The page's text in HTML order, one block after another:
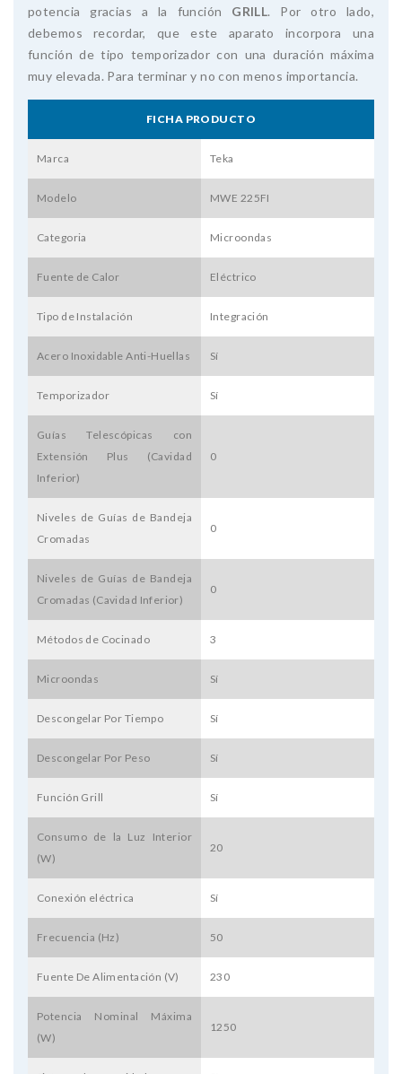
potencia gracias a la función GRILL. Por otro lado,
debemos recordar, que este aparato incorpora una
función de tipo temporizador con una duración máxima
muy elevada. Para terminar y no con menos importancia.
FICHA PRODUCTO
Marca Teka
Modelo MWE 225FI
Categoria Microondas
Fuente de Calor Eléctrico
Tipo de Instalación Integración
Acero Inoxidable Anti-Huellas Sí
Temporizador Sí
Guías Telescópicas con
Extensión Plus (Cavidad
Inferior)
0
Niveles de Guías de Bandeja
Cromadas
0
Niveles de Guías de Bandeja
Cromadas (Cavidad Inferior)
0
Métodos de Cocinado 3
Microondas Sí
Descongelar Por Tiempo Sí
Descongelar Por Peso Sí
Función Grill Sí
Consumo de la Luz Interior
(W)
20
Conexión eléctrica Sí
Frecuencia (Hz) 50
Fuente De Alimentación (V) 230
Potencia Nominal Máxima
(W)
1250